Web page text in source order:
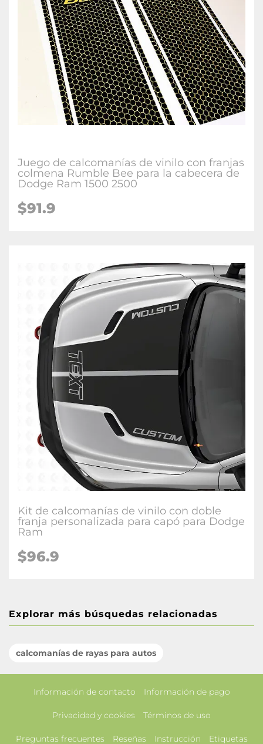
Juego de calcomanías de vinilo con franjas
colmena Rumble Bee para la cabecera de
Dodge Ram 1500 2500
$91.9
Kit de calcomanías de vinilo con doble
franja personalizada para capó para Dodge
Ram
$96.9
Explorar más búsquedas relacionadas
calcomanías de rayas para autos
Información de contacto Información de pago
Privacidad y cookies Términos de uso
Preguntas frecuentes Reseñas Instrucción Etiquetas